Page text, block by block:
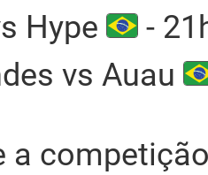
Hype
-
vs Auau
a